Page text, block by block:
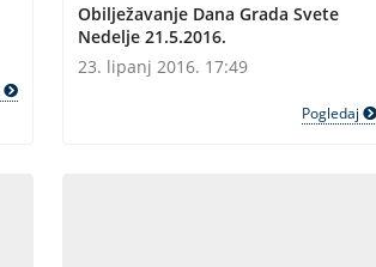
Obilježavanje Dana Grada Svete
Nedelje 21.5.2016.
23. lipanj 2016. 17:49
Pogledaj